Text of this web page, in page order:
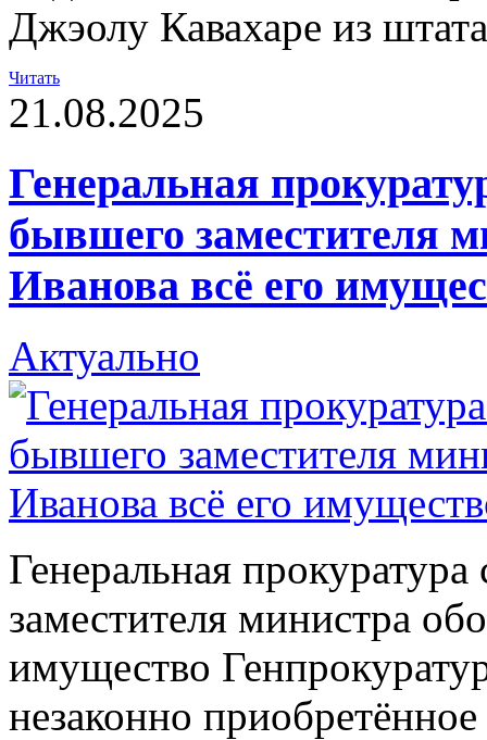
Джэолу Кавахаре из
Читать
21.08.2025
Генеральная
бывшего заместителя
Иванова всё его
Актуально
Генеральная
заместителя министра
имущество
незаконно